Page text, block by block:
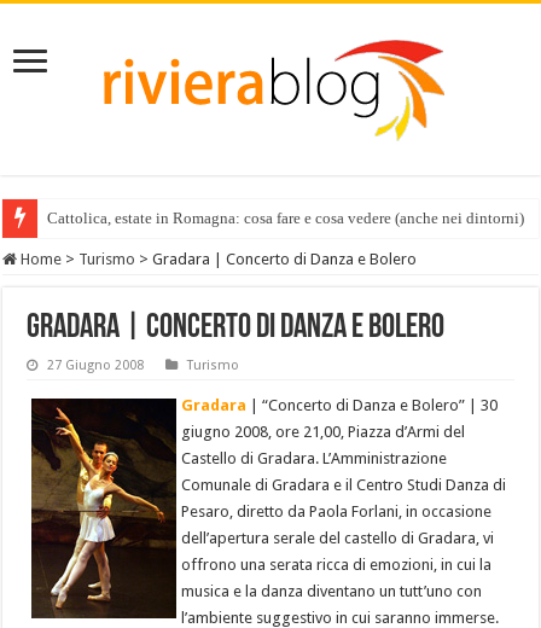
Cattolica, estate in Romagna: cosa fare e cosa vedere (anche nei dintorni)
Home > Turismo > Gradara | Concerto di Danza e Bolero
Gradara | Concerto di Danza e Bolero
27 Giugno 2008 Turismo
Gradara | “Concerto di Danza e Bolero” | 30
giugno 2008, ore 21,00, Piazza d’Armi del
Castello di Gradara. L’Amministrazione
Comunale di Gradara e il Centro Studi Danza di
Pesaro, diretto da Paola Forlani, in occasione
dell’apertura serale del castello di Gradara, vi
offrono una serata ricca di emozioni, in cui la
musica e la danza diventano un tutt’uno con
l’ambiente suggestivo in cui saranno immerse.